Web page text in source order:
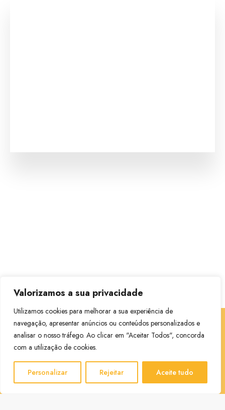
Valorizamos a sua privacidade
Utilizamos cookies para melhorar a sua experiência de
navegação, apresentar anúncios ou conteúdos personalizados e
analisar o nosso tráfego. Ao clicar em "Aceitar Todos", concorda
com a utilização de cookies.
Personalizar Rejeitar Aceite tudo
Contactos
geral@sara-ferreira.pt